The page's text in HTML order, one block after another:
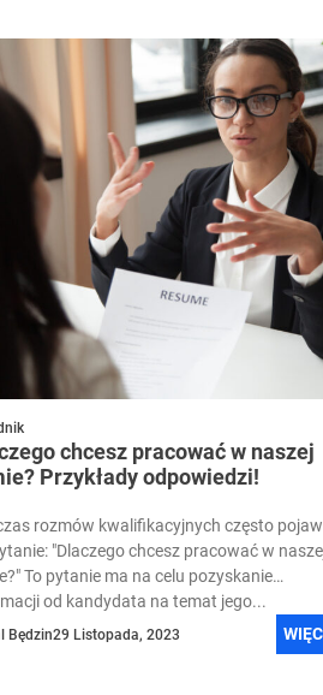
w biznesie – dlaczego klienci
przemysłowe cięcia laserowego
ocieplenie domu? Przewodnik, który
klientów z Google? Postaw na skuteczne
Plus cennik: ile kosztuje nowoczesna
chcesz pracować w naszej
Przykłady odpowiedzi!
rozmów kwalifikacyjnych często
"Dlaczego chcesz pracować w
To pytanie ma na celu pozyskanie
od kandydata na temat jego...
Będzin29 Listopada, 2023